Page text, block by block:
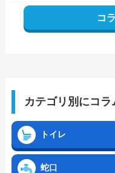
コ
カテゴリ別にコラ
トイレ
蛇口